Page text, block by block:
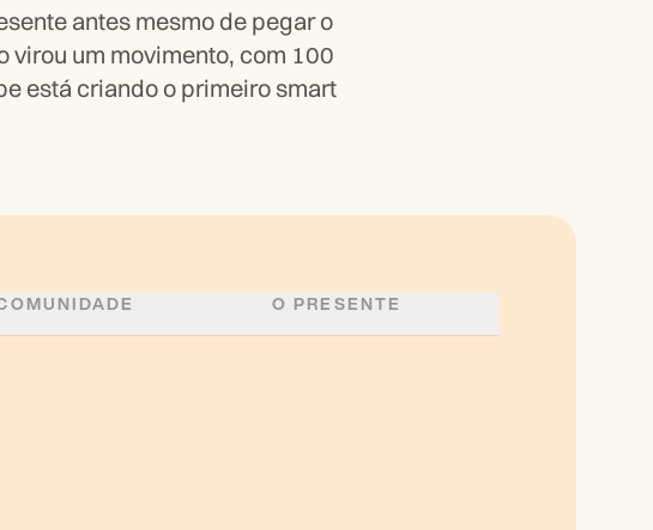
antes mesmo de pegar o
virou um movimento, com 100
está criando o primeiro smart
O PRESENTE